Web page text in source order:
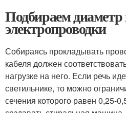
Подбираем диаметр
электропроводки
Собираясь прокладывать
кабеля должен
нагрузке на него. Если речь
светильнике, то можно
сечения которого равен 0,25-